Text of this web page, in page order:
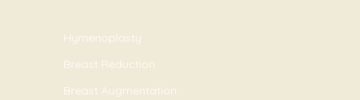
Hymenoplasty
Breast Reduction
Breast Augmentation